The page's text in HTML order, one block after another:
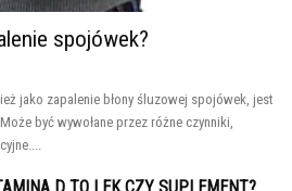
spojówek?
jako zapalenie błony śluzowej spojówek, jest
być wywołane przez różne czynniki,
D TO LEK CZY SUPLEMENT?